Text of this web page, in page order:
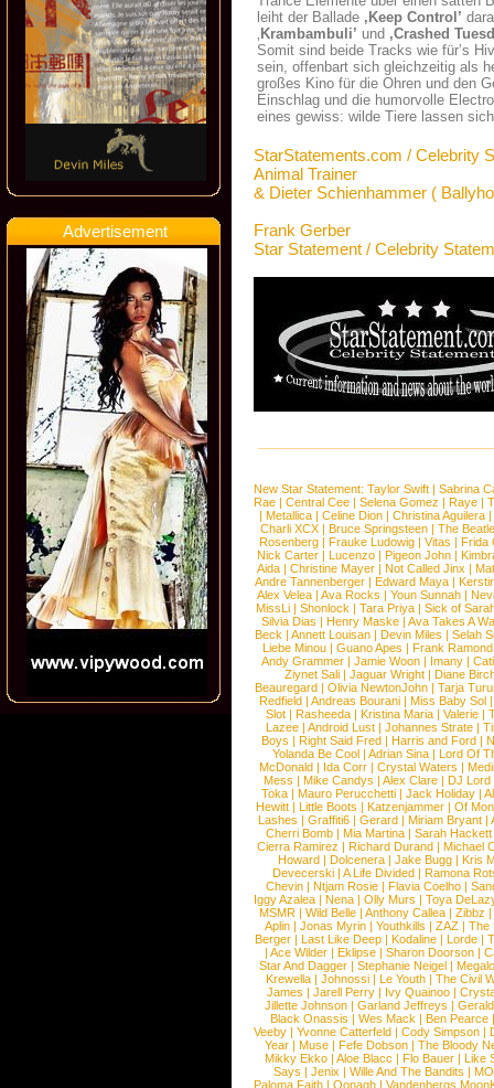
Advertisement
leiht der Ballade ‚Keep Control’
‚ Krambambuli’ und ‚Crashed
Somit sind beide Tracks wie für’s
sein, offenbart sich gleichzeitig als
großes Kino für die Ohren und den
Einschlag und die humorvolle
eines gewiss: wilde Tiere lassen
StarStatements.com / Celebrity
Animal Trainer
& Dieter Schienhammer (
Frank Gerber
Star Statement / Celebrity
New Star Statement: Taylor Swift | Sabrina
Rae |Central Cee |Selena Gomez |Raye |
| Metallica | Celine Dion | Christina Aguilera |
Charli XCX |Bruce Springsteen |The
Rosenberg | Frauke Ludowig | Vitas | Frida
Nick Carter | Lucenzo | Pigeon John |
Aida |Christine Mayer |Not Called Jinx |
Andre Tannenberger | Edward Maya |
Alex Velea | Ava Rocks | Youn Sunnah |
MissLi | Shonlock | Tara Priya | Sick of
Silvia Dias |Henry Maske |Ava Takes A
Beck |Annett Louisan |Devin Miles |Selah
Liebe Minou |Guano Apes |Frank Ramond
Andy Grammer |Jamie Woon | Imany |
Ziynet Sali |Jaguar Wright |Diane
Beauregard |Olivia NewtonJohn |Tarja
Redfield | Andreas Bourani | Miss Baby Sol
Slot | Rasheeda | Kristina Maria | Valerie |
Lazee | Android Lust | Johannes Strate |
Boys | Right Said Fred | Harris and Ford |
Yolanda Be Cool |Adrian Sina |Lord Of
McDonald | Ida Corr |Crystal Waters |
Mess | Mike Candys | Alex Clare | DJ Lord
Toka | Mauro Perucchetti | Jack Holiday |
Hewitt |Little Boots |Katzenjammer |Of
Lashes |Graffiti6 |Gerard |Miriam Bryant |
Cherri Bomb | Mia Martina | Sarah Hackett
Cierra Ramirez | Richard Durand | Michael
Howard |Dolcenera |Jake Bugg |Kris
Devecerski |A Life Divided |Ramona
Chevin |Ntjam Rosie |Flavia Coelho |
Iggy Azalea | Nena | Olly Murs | Toya
MSMR |Wild Belle |Anthony Callea |Zibbz
Aplin | Jonas Myrin | Youthkills | ZAZ | The
Berger |Last Like Deep |Kodaline |Lorde |
|Ace Wilder |Eklipse |Sharon Doorson |
Star And Dagger | Stephanie Neigel |
Krewella | Johnossi | Le Youth | The Civil
James | Jarell Perry | Ivy Quainoo |
Jillette Johnson | Garland Jeffreys |
Black Onassis | Wes Mack | Ben Pearce
Veeby | Yvonne Catterfeld | Cody Simpson |
Year |Muse |Fefe Dobson |The Bloody
Mikky Ekko | Aloe Blacc | Flo Bauer | Like
Says | Jenix | Wille And The Bandits | MO
Paloma Faith |Oonagh |Vandenbergs